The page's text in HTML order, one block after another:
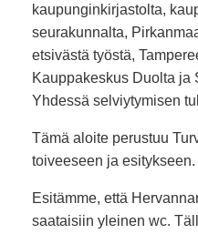
kaupunginkirjastolta,
seurakunnalta,
etsivästä työstä,
Kauppakeskus Duolta ja
Yhdessä selviytymisen
Tämä aloite perustuu
toiveeseen ja esitykseen.
Esitämme, että
saataisiin yleinen wc.